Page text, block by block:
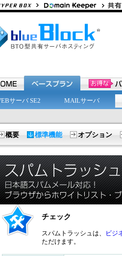
サーバ SE2 MAILサーバ
概要 標準機能 オプション
チェック
スパムトラッシュは、 ビジ
ただけます。